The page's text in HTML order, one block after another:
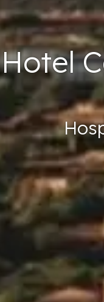
Hotel